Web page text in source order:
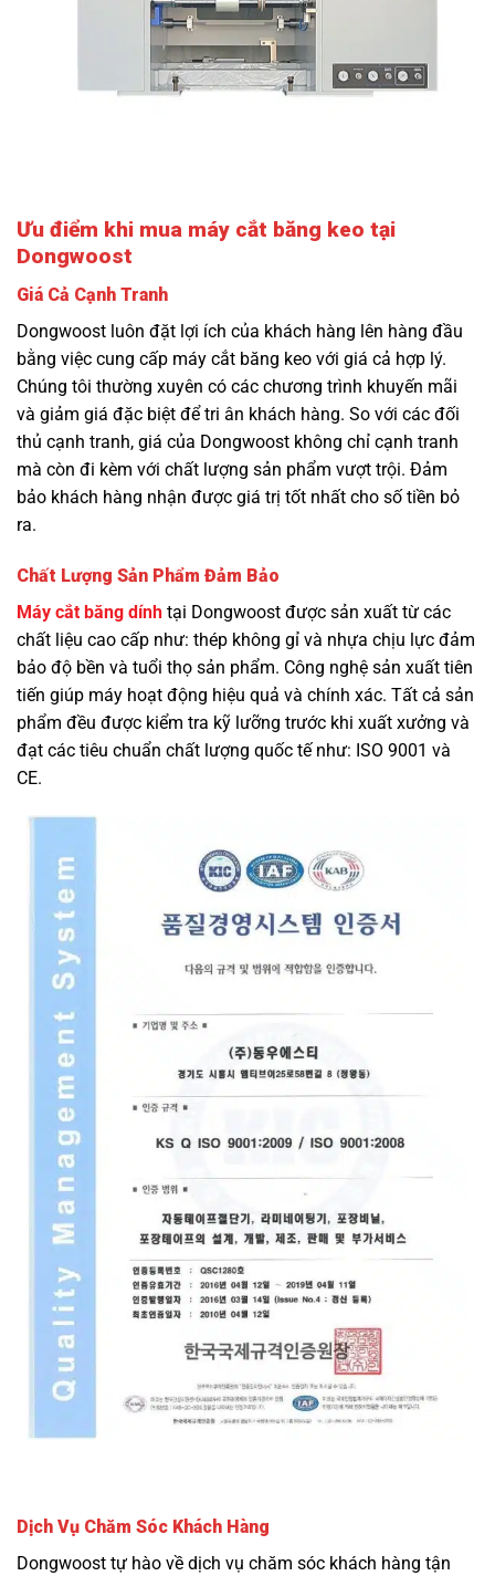
Ưu điểm khi mua máy cắt băng keo tại
Dongwoost
Giá Cả Cạnh Tranh
Dongwoost luôn đặt lợi ích của khách hàng lên hàng đầu
bằng việc cung cấp máy cắt băng keo với giá cả hợp lý.
Chúng tôi thường xuyên có các chương trình khuyến mãi
và giảm giá đặc biệt để tri ân khách hàng. So với các đối
thủ cạnh tranh, giá của Dongwoost không chỉ cạnh tranh
mà còn đi kèm với chất lượng sản phẩm vượt trội. Đảm
bảo khách hàng nhận được giá trị tốt nhất cho số tiền bỏ
ra.
Chất Lượng Sản Phẩm Đảm Bảo
Máy cắt băng dính tại Dongwoost được sản xuất từ các
chất liệu cao cấp như: thép không gỉ và nhựa chịu lực đảm
bảo độ bền và tuổi thọ sản phẩm. Công nghệ sản xuất tiên
tiến giúp máy hoạt động hiệu quả và chính xác. Tất cả sản
phẩm đều được kiểm tra kỹ lưỡng trước khi xuất xưởng và
đạt các tiêu chuẩn chất lượng quốc tế như: ISO 9001 và
CE.
Dịch Vụ Chăm Sóc Khách Hàng
Dongwoost tự hào về dịch vụ chăm sóc khách hàng tận